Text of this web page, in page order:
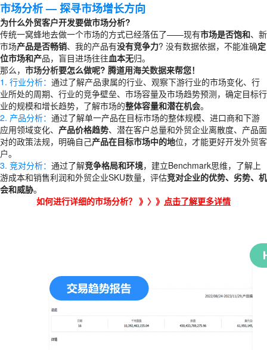
市场分析— 探寻市场增长方向
为什么外贸客户开发要做市场分析?
传统一窝蜂地去做一个市场的方式已经落伍了——现有市场是否饱和、新
市场产品是否畅销、我的产品有没有竞争力? 没有数据依据，不能准确定
位市场和产品，盲目进场往往血本无归。
那么， 市场分析要怎么做呢? 腾道用海关数据来帮您！
1. 行业分析： 通过了解产品隶属的行业、观察下游行业的市场变化、行
业所处的周期、行业的竞争壁垒、市场容量及市场趋势预测，确定目标行
业的规模和增长趋势，了解市场的整体容量和潜在机会。
2. 产品分析： 通过了解单一产品在目标市场的整体规模、进口商和下游
应用领域变化、 产品价格趋势、潜在客户总量和外贸企业离散度、产品面
对的政策法规，明确自己产品在目标市场中的地位，才能更好开发外贸客
户。
3. 竞对分析： 通过了解竞争格局和环境，建立Benchmark思维，了解上
游成本和销售利润和外贸企业SKU数量，评估竞对企业的优势、劣势、机
会和威胁。
如何进行详细的市场分析？ 》〉》 点击了解更多详情